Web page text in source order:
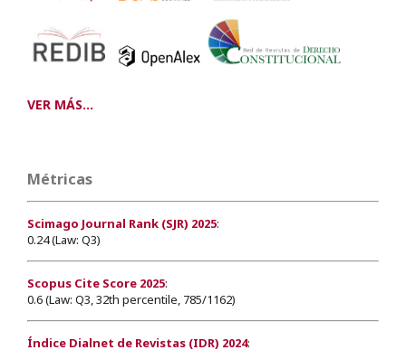
VER MÁS...
Métricas
Scimago Journal Rank (SJR) 2025:
0.24 (Law: Q3)
Scopus Cite Score 2025:
0.6 (Law: Q3, 32th percentile, 785/1162)
Índice Dialnet de Revistas (IDR) 2024: